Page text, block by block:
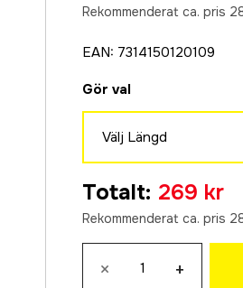
Rekommenderat ca. pris
EAN: 7314150120109
Gör val
Välj Längd
269 kr
50 m
406 kr
100 m
Totalt: 269 kr
Rekommenderat ca. pris
× +